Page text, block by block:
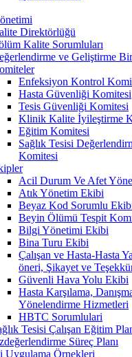
Direktörlüğü
Kalite Sorumluları
ve Geliştirme
Enfeksiyon Kontrol
Hasta Güvenliği Komitesi
Tesis Güvenliği Komitesi
Klinik Kalite İyileştirme
Eğitim Komitesi
Sağlık Tesisi
Komitesi
Acil Durum Ve Afet
Atık Yönetim Ekibi
Beyaz Kod Sorumlu
Beyin Ölümü Tespit
Bilgi Yönetimi Ekibi
Bina Turu Ekibi
Çalışan ve Hasta-Hasta
öneri, Şikayet ve
Güvenli Hava Yolu Ekibi
Hasta Karşılama,
Yönelendirme Hizmetleri
HBTC Sorumlulari
Tesisi Çalışan Eğitim
Süreç Planı
Uygulama Örnekleri